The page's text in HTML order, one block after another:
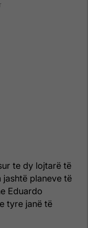
te dy lojtarë të
planeve të
Eduardo
tyre janë të